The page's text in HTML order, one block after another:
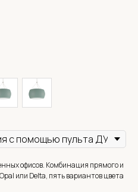
офисов. Комбинация прямого и
или Delta, пять вариантов цвета